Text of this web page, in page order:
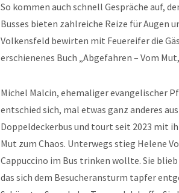
So kommen auch schnell Gespräche auf,
Busses bieten zahlreiche Reize für Augen
Volkensfeld bewirten mit Feuereifer die
erschienenes Buch „Abgefahren – Vom
Michel Malcin, ehemaliger evangelischer
entschied sich, mal etwas ganz anderes
Doppeldeckerbus und tourt seit 2023 mit
Mut zum Chaos. Unterwegs stieg Helene
Cappuccino im Bus trinken wollte. Sie
das sich dem Besucheransturm tapfer